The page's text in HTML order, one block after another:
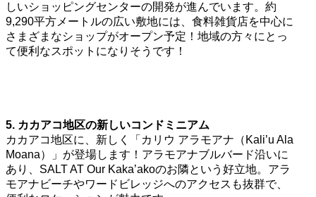
しいショッピングセンターの開発が進んでいます。約
9,290平方メートルの広い敷地には、食料雑貨店を中心に
さまざまなショップがオープン予定！地域の方々にとっ
て便利なスポットになりそうです！
5. カカアコ地区の新しいコンドミニアム
カカアコ地区に、新しく「カリウ アラモアナ（Kali’u Ala
Moana）」が登場します！アラモアナブルバード沿いに
あり、SALT AT Our Kaka’akoのお隣という好立地。アラ
モアナビーチやワードビレッジへのアクセスも抜群で、